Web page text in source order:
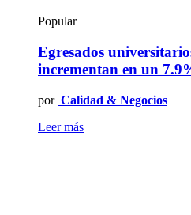
Popular
Egresados
incrementan en un
por Calidad & Negocios
Leer más